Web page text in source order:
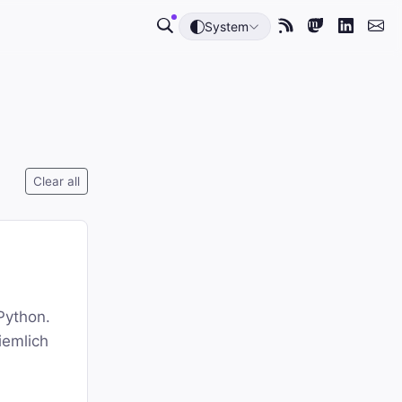
System
Clear all